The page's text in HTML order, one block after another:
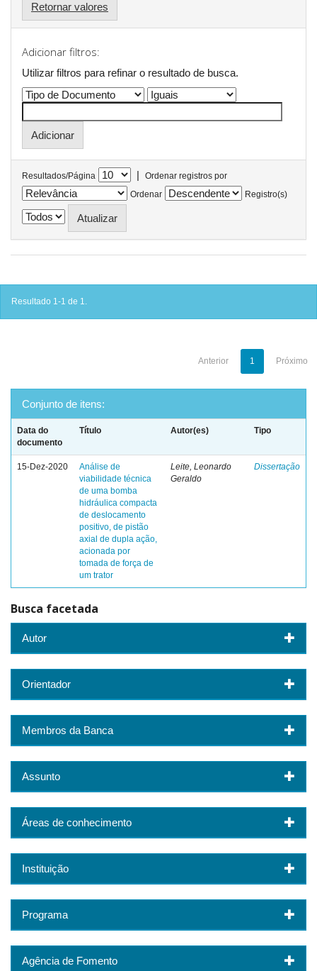
Retornar valores
Adicionar filtros:
Utilizar filtros para refinar o resultado de busca.
Resultados/Página |
Ordenar registros por
Ordenar
Registro(s)
Resultado 1-1 de 1.
Anterior 1 Próximo
Conjunto de itens:
Data do
documento
Título Autor(es) Tipo
15-Dez-2020
Análise de
viabilidade técnica
de uma bomba
hidráulica compacta
de deslocamento
positivo, de pistão
axial de dupla ação,
acionada por
tomada de força de
um trator
Leite, Leonardo
Geraldo
Dissertação
Busca facetada
Autor
Orientador
Membros da Banca
Assunto
Áreas de conhecimento
Instituição
Programa
Agência de Fomento